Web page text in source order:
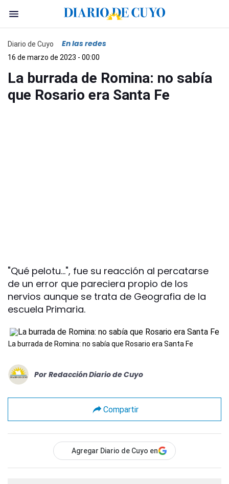
Diario de Cuyo En las redes
16 de marzo de 2023 - 00:00
La burrada de Romina: no sabía
que Rosario era Santa Fe
"Qué pelotu...", fue su reacción al percatarse
de un error que pareciera propio de los
nervios aunque se trata de Geografia de la
escuela Primaria.
La burrada de Romina: no sabía que Rosario era Santa Fe
Por Redacción Diario de Cuyo
Compartir
Agregar Diario de Cuyo en